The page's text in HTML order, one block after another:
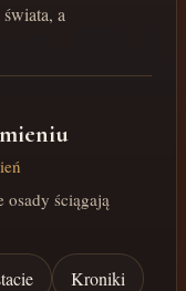
a
ściągają
Kroniki